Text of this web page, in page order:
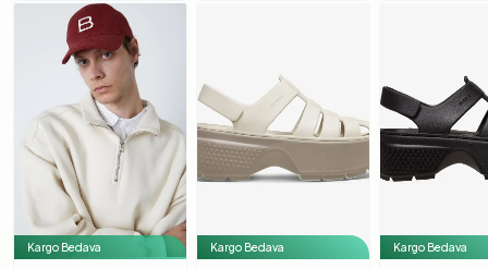
Kargo Bedava Kargo Bedava Kargo Bedava